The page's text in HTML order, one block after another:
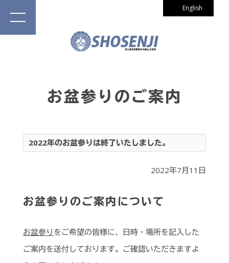
English
お盆参りのご案内
2022年のお盆参りは終了いたしました。
2022年7月11日
お盆参りのご案内について
お盆参り をご希望の皆様に、日時・場所を記入した
ご案内を送付しております。ご確認いただきますよ